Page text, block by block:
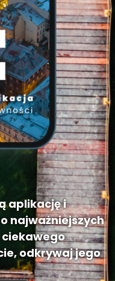
aplikację i
najważniejszych
odkrywaj jego